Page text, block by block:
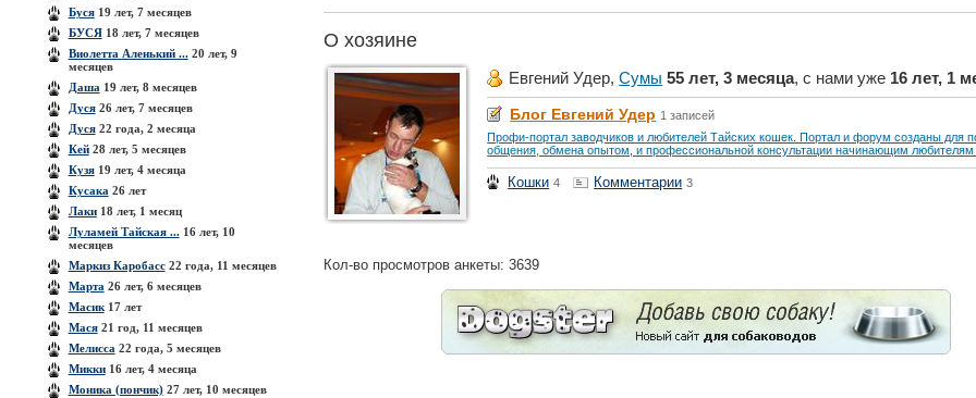
Буся19 лет, 7 месяцев
БУСЯ18 лет, 7 месяцев
Виолетта Аленький ...20 лет, 9
месяцев
Даша 19 лет, 8 месяцев
Дуся26 лет, 7 месяцев
Дуся22 года, 2 месяца
Кей28 лет, 5 месяцев
Кузя19 лет, 4 месяца
Кусака 26 лет
Лаки18 лет, 1 месяц
Луламей Тайская ...16 лет, 10
месяцев
Маркиз Каробасс22 года, 11 месяцев
Марта 26 лет, 6 месяцев
Масик17 лет
Мася21 год, 11 месяцев
Мелисса 22 года, 5 месяцев
Микки16 лет, 4 месяца
Моника (пончик)27 лет, 10 месяцев
О хозяине
Евгений Удер,Сумы 55 лет, 3 месяца, с нами уже 16 лет, 1
Блог Евгений Удер 1 записей
Профи-портал заводчиков и любителей Тайских кошек. Портал и форум созданы для
общения, обмена опытом, и профессиональной консультации начинающим любителям
Кошки 4 Комментарии 3
Кол-во просмотров анкеты: 3639